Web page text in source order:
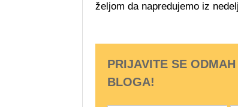
željom da napredujemo iz
PRIJAVITE SE
BLOGA!